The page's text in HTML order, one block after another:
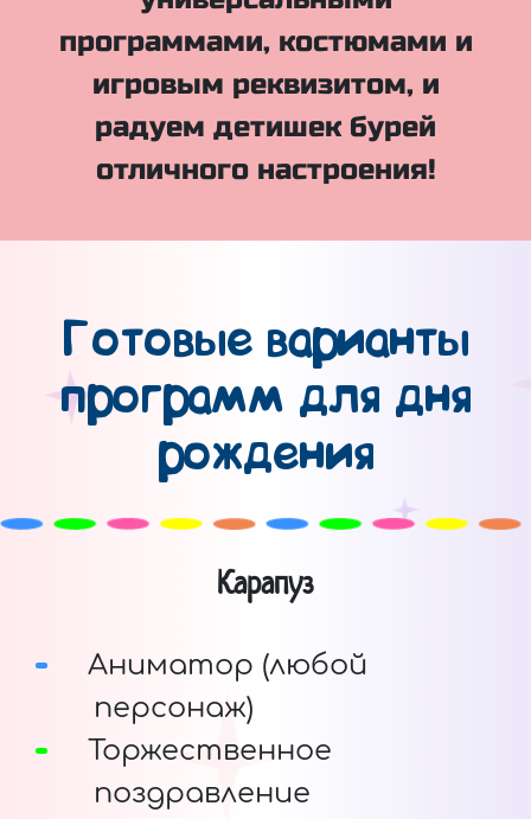
программами, костюмами и
игровым реквизитом, и
радуем детишек бурей
отличного настроения!
Готовые варианты
программ для дня
рождения
Карапуз
Аниматор (любой
персонаж)
Торжественное
поздравление